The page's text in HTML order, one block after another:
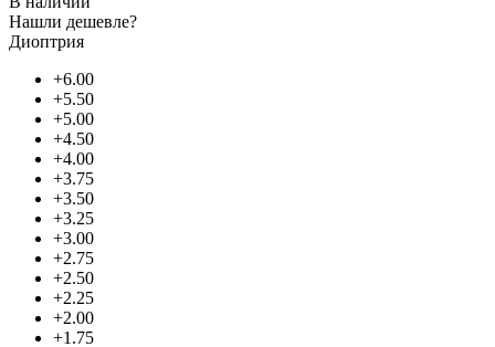
Нашли дешевле?
Диоптрия
+6.00
+5.50
+5.00
+4.50
+4.00
+3.75
+3.50
+3.25
+3.00
+2.75
+2.50
+2.25
+2.00
+1.75